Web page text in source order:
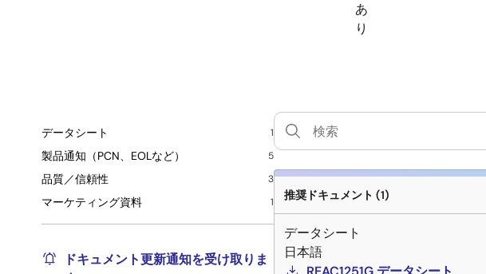
あ
り
データシート 1
製品通知（PCN、EOLなど） 5
品質／信頼性 3
マーケティング資料 1
ドキュメント更新通知を受け取りま
推奨ドキュメント (1)
データシート
日本語